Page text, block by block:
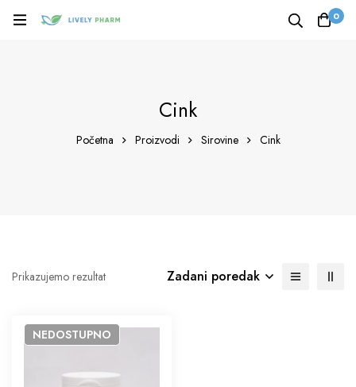
0
Cink
Početna Proizvodi Sirovine Cink
Prikazujemo rezultat Zadani poredak
NEDOSTUPNO